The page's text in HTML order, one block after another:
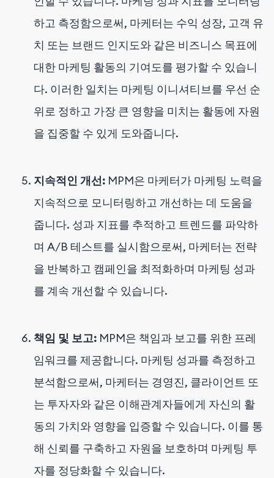
하고 측정함으로써, 마케터는 수익 성장, 고객 유
치 또는 브랜드 인지도와 같은 비즈니스 목표에
대한 마케팅 활동의 기여도를 평가할 수 있습니
다. 이러한 일치는 마케팅 이니셔티브를 우선 순
위로 정하고 가장 큰 영향을 미치는 활동에 자원
을 집중할 수 있게 도와줍니다.
지속적인 개선: MPM은 마케터가 마케팅 노력을
지속적으로 모니터링하고 개선하는 데 도움을
줍니다. 성과 지표를 추적하고 트렌드를 파악하
며 A/B 테스트를 실시함으로써, 마케터는 전략
을 반복하고 캠페인을 최적화하며 마케팅 성과
를 계속 개선할 수 있습니다.
책임 및 보고: MPM은 책임과 보고를 위한 프레
임워크를 제공합니다. 마케팅 성과를 측정하고
분석함으로써, 마케터는 경영진, 클라이언트 또
는 투자자와 같은 이해관계자들에게 자신의 활
동의 가치와 영향을 입증할 수 있습니다. 이를 통
해 신뢰를 구축하고 자원을 보호하며 마케팅 투
자를 정당화할 수 있습니다.